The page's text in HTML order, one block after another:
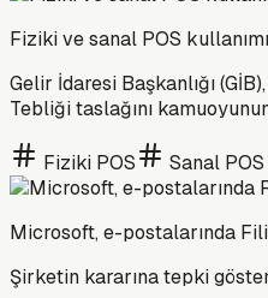
Fiziki ve sanal POS
Gelir İdaresi Başkanlığı
Tebliği taslağını
Fiziki POS Sanal POS
Microsoft, e-postalarında
Şirketin kararına tepki